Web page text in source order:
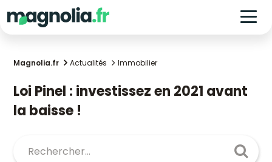
Magnolia.fr Actualités Immobilier
Loi Pinel : investissez en 2021 avant
la baisse !